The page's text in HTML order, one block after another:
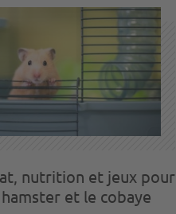
nutrition et jeux pour
et le cobaye